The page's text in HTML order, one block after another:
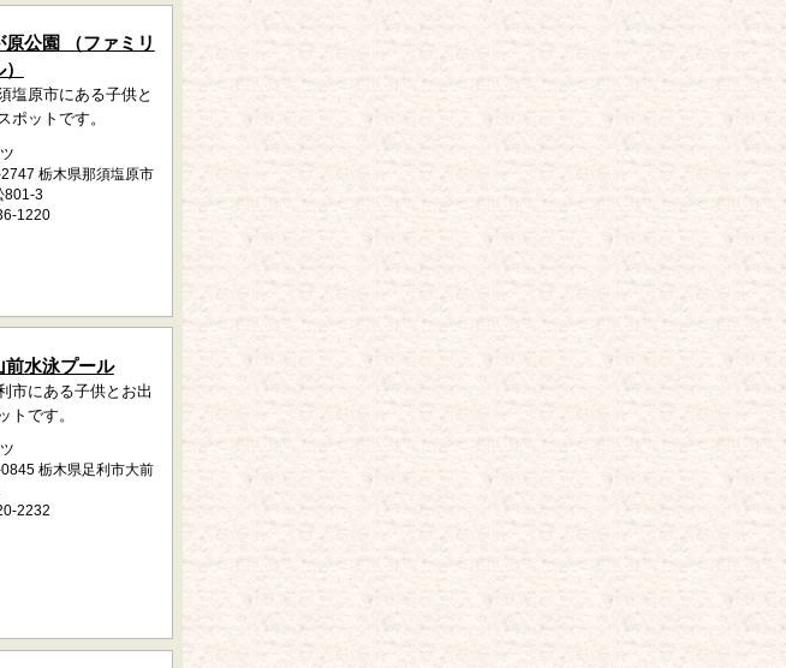
原公園 （ファミリ
塩原市にある子供と
ポットです。
栃木県那須塩原市
801-3
1220
前水泳プール
市にある子供とお出
トです。
栃木県足利市大前
2232